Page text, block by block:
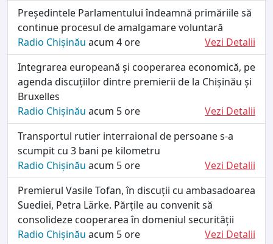
Președintele Parlamentului îndeamnă primăriile să
continue procesul de amalgamare voluntară
Radio Chișinău acum 4 ore
Vezi Detalii
Integrarea europeană și cooperarea economică, pe
agenda discuțiilor dintre premierii de la Chișinău și
Bruxelles
Radio Chișinău acum 5 ore
Vezi Detalii
Transportul rutier interraional de persoane s-a
scumpit cu 3 bani pe kilometru
Radio Chișinău acum 5 ore
Vezi Detalii
Premierul Vasile Tofan, în discuții cu ambasadoarea
Suediei, Petra Lärke. Părțile au convenit să
consolideze cooperarea în domeniul securității
Radio Chișinău acum 5 ore
Vezi Detalii